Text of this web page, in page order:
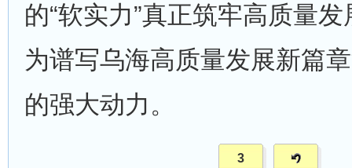
的“软实力”真正筑牢高质量发
为谱写乌海高质量发展新篇
的强大动力。
3